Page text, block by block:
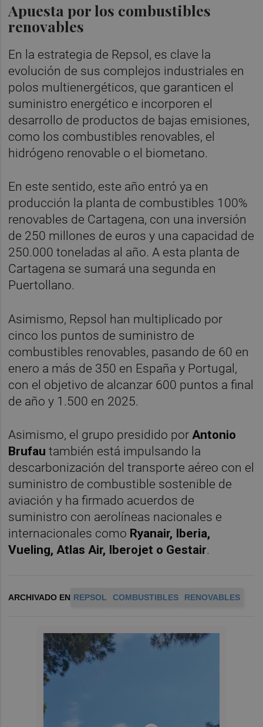
Apuesta por los combustibles
renovables
En la estrategia de Repsol, es clave la
evolución de sus complejos industriales en
polos multienergéticos, que garanticen el
suministro energético e incorporen el
desarrollo de productos de bajas emisiones,
como los combustibles renovables, el
hidrógeno renovable o el biometano.
En este sentido, este año entró ya en
producción la planta de combustibles 100%
renovables de Cartagena, con una inversión
de 250 millones de euros y una capacidad de
250.000 toneladas al año. A esta planta de
Cartagena se sumará una segunda en
Puertollano.
Asimismo, Repsol han multiplicado por
cinco los puntos de suministro de
combustibles renovables, pasando de 60 en
enero a más de 350 en España y Portugal,
con el objetivo de alcanzar 600 puntos a final
de año y 1.500 en 2025.
Asimismo, el grupo presidido por Antonio
Brufau también está impulsando la
descarbonización del transporte aéreo con el
suministro de combustible sostenible de
aviación y ha firmado acuerdos de
suministro con aerolíneas nacionales e
internacionales como Ryanair, Iberia,
Vueling, Atlas Air, Iberojet o Gestair.
ARCHIVADO EN REPSOL COMBUSTIBLES RENOVABLES